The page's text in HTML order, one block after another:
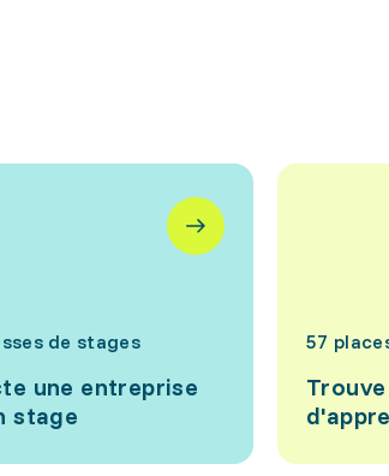
de stages
une entreprise
stage
57